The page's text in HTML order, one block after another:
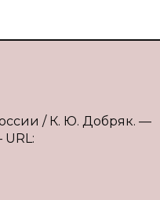
/ К. Ю. Добряк. —